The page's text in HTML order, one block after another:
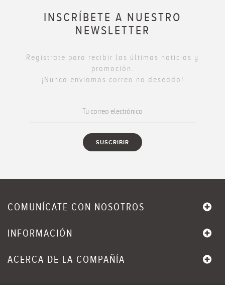
INSCRÍBETE A NUESTRO
NEWSLETTER
Regístrate para recibir las últimas noticias y
promoción.
¡Nunca enviamos correo no deseado!
COMUNÍCATE CON NOSOTROS
INFORMACIÓN
ACERCA DE LA COMPAÑÍA